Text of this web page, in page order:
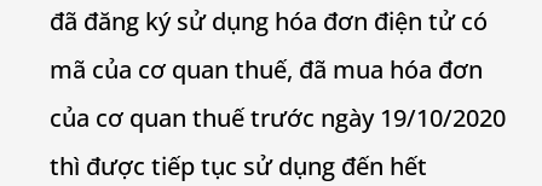
đã đăng ký sử dụng hóa đơn điện tử có
mã của cơ quan thuế, đã mua hóa đơn
của cơ quan thuế trước ngày 19/10/2020
thì được tiếp tục sử dụng đến hết